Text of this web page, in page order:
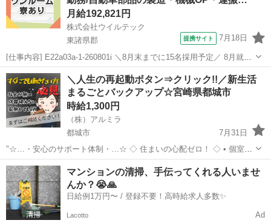
月給192,821円
株式会社ウイルテック
東諸県郡
提携サイト 7月18日
[仕事内容] E22a03a-1-260801i ＼8月末までに15名採用予定／ 8月就業
開始が難しい方も、入社日相談可能です。 メーカー直接雇用（正社
員）への登用制度あり。 髪型・髪色自由であなたらしく働けます！ 20
～...
宮崎 東諸県郡 工場
＼人生の再起動ボタン⇒クリック!!／新生活
まるごとバックアップ☆宮崎県都城市
時給1,300円
（株）アルミラ
都城市
7月31日
"☆…・安心のサポート体制・…☆ ◇ 住まいの心配ゼロ！ ◇ • 個室1R
完全無料！ • 即日入寮OK！など ◇ 所持金ゼロでもスタートできる！
◇ • 食費・生活費のサポート • 移動費...
宮崎 都城市 完全無料
マンションの清掃、手伝ってくれる人いませ
んか？😭🙏
日給例1万円〜 / 登録不要！高時給求人多数✨
Lacotto Ad